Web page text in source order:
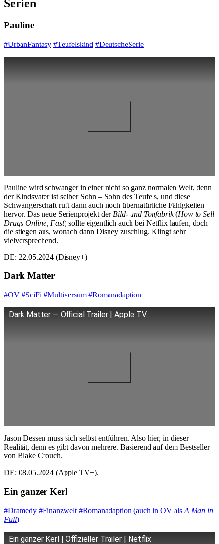
Serien
Pauline
#UrbanFantasy #Teufelskind #DeutscheSerie
Pauline wird schwanger in einer nicht so ganz normalen Welt, denn
der Kindsvater ist selber Sohn – Sohn des Teufels, und diese
Schwangerschaft ruft dann auch noch übernatürliche Fähigkeiten
hervor. Das neue Serienprojekt der Bild- und Tonfabrik(How to Sell
Drugs Online, Fast) sollte eigentlich auch bei Netflix laufen, doch
die stiegen aus, wonach dann Disney zuschlug. Klingt sehr
vielversprechend.
DE: 22.05.2024 (Disney+).
Dark Matter
#OV #SciFi #Multiversum #Romanadaption
Dark Matter — Official Trailer | Apple TV
Jason Dessen muss sich selbst entführen. Also hier, in dieser
Realität, denn es gibt davon mehrere. Basierend auf dem Bestseller
von Blake Crouch.
DE: 08.05.2024 (Apple TV+).
Ein ganzer Kerl
#Dramedy #Finanzwelt #Romanadaption (auch in OV als A Man in
Full)
Ein ganzer Kerl | Offizieller Trailer | Netflix